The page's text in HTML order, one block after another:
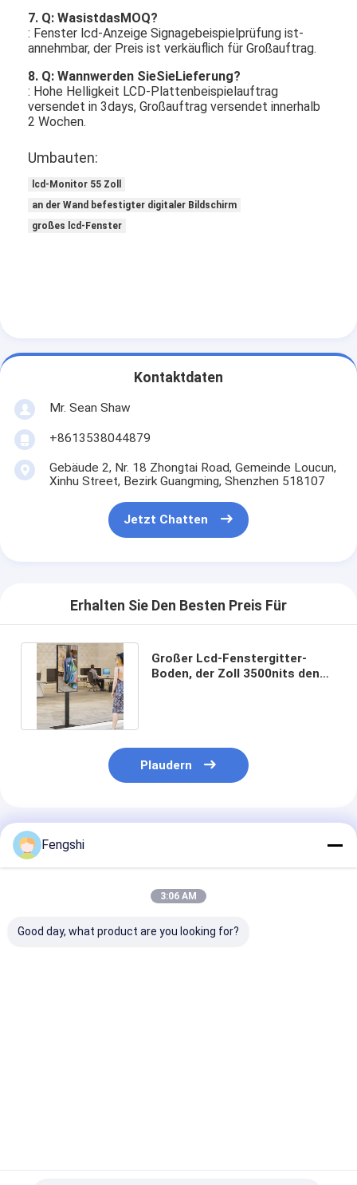
7. Q: WasistdasMOQ?
: Fenster lcd-Anzeige Signagebeispielprüfung ist-
annehmbar, der Preis ist verkäuflich für Großauftrag.
8. Q: Wannwerden SieSieLieferung?
: Hohe Helligkeit LCD-Plattenbeispielauftrag
versendet in 3days, Großauftrag versendet innerhalb
2 Wochen.
Umbauten:
lcd-Monitor 55 Zoll
an der Wand befestigter digitaler Bildschirm
großes lcd-Fenster
Kontaktdaten
Mr. Sean Shaw
+8613538044879
Gebäude 2, Nr. 18 Zhongtai Road, Gemeinde Loucun,
Xinhu Street, Bezirk Guangming, Shenzhen 518107
Jetzt Chatten
Erhalten Sie Den Besten Preis Für
Großer Lcd-Fenstergitter-
Boden, der Zoll 3500nits den
Plaudern
Empfohlene Produkte
Fengshi
3:06 AM
Good day, what product are you looking for?